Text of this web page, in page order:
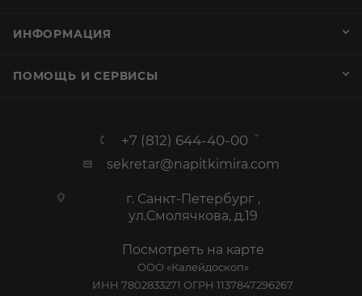
ИНФОРМАЦИЯ
ПОМОЩЬ И СЕРВИСЫ
+7 (812) 644-40-00
sekretar@napitkimira.com
г. Санкт-Петербург ,
ул.Смолячкова, д.19
Посмотреть на карте
ООО «Калейдоскоп»
ИНН 7802833271 ОГРН 1137847296267